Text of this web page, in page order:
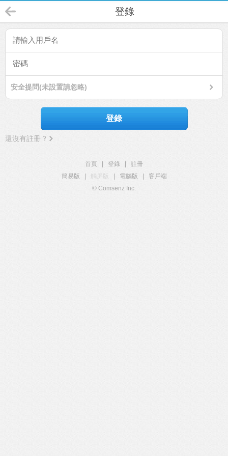
登錄
安全提問(未設置請忽略)
登錄
還沒有註冊？
首頁 登錄
註冊
簡易版
觸屏版 電腦版
客戶端
© Comsenz Inc.